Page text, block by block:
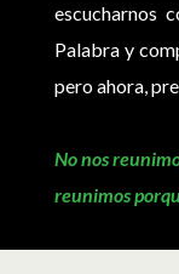
escucharnos
Palabra y
pero ahora,
No nos
reunimos